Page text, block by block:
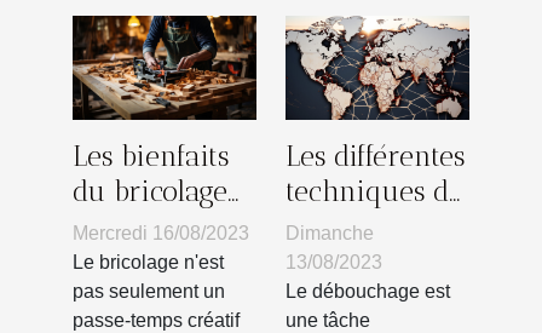
Les bienfaits
du bricolage
sur la santé
mentale
Mercredi 16/08/2023
Le bricolage n'est
pas seulement un
passe-temps créatif
Les différentes
techniques de
débouchage
utilisées dans
le monde
Dimanche
13/08/2023
Le débouchage est
une tâche